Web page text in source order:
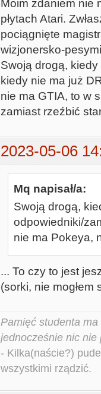
Moim zdaniem nie
płytach Atari.
pociągnięte
wizjonersko-
Swoją drogą, kiedy
kiedy nie ma już
nie ma GTIA, to w
zamiast rzeźbić
2023-05-06
Mq napisał/a:
Swoją drogą,
odpowiedniki/
nie ma Pokeya,
... To czy to jest
(sorki, nie mogłem
Pamięć studenta
jednocześnie nic nie
- Kilka(naście?)
wszystkimi rządzić.